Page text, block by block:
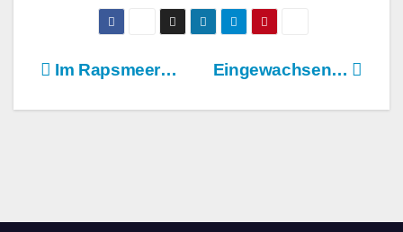
BeitragsnavigationEingewachsen…
Im Rapsmeer…